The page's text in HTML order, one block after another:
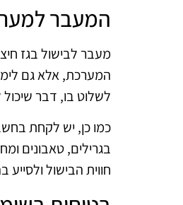
המעבר
מעבר לבישול בגז
המערכת, אלא גם
לשלוט בו, דבר שיכול
כמו כן, יש לקחת
בגרילים, טאבונים
חווית הבישול